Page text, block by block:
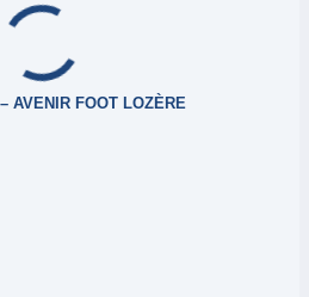
– AVENIR FOOT LOZÈRE